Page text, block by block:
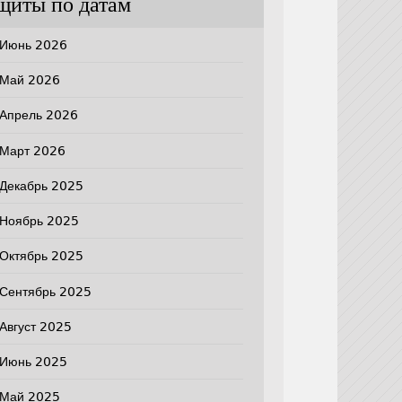
по датам
Июнь 2026
Май 2026
Апрель 2026
Март 2026
Декабрь 2025
Ноябрь 2025
Октябрь 2025
Сентябрь 2025
Август 2025
Июнь 2025
Май 2025